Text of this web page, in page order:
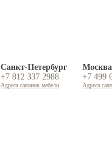
Санкт-Петербург
+7 812 337 2988
Адреса салонов мебели
Москва
+7 499
Адреса